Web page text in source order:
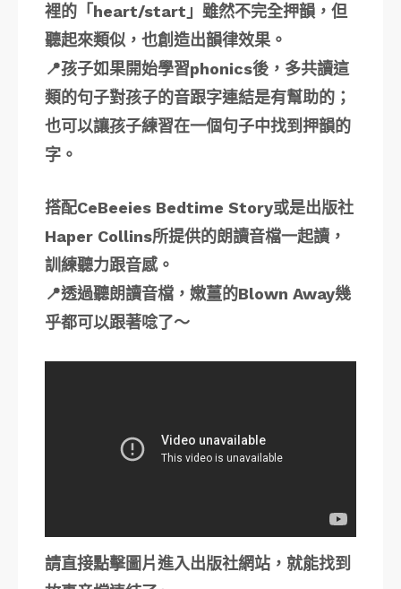
裡的「heart/start」雖然不完全押韻，但
聽起來類似，也創造出韻律效果。
📍孩子如果開始學習phonics後，多共讀這
類的句子對孩子的音跟字連結是有幫助的；
也可以讓孩子練習在一個句子中找到押韻的
字。
搭配CeBeeies Bedtime Story或是出版社
Haper Collins所提供的朗讀音檔一起讀，
訓練聽力跟音感。
📍透過聽朗讀音檔，嫩薑的Blown Away幾
乎都可以跟著唸了～
請直接點擊圖片進入出版社網站，就能找到